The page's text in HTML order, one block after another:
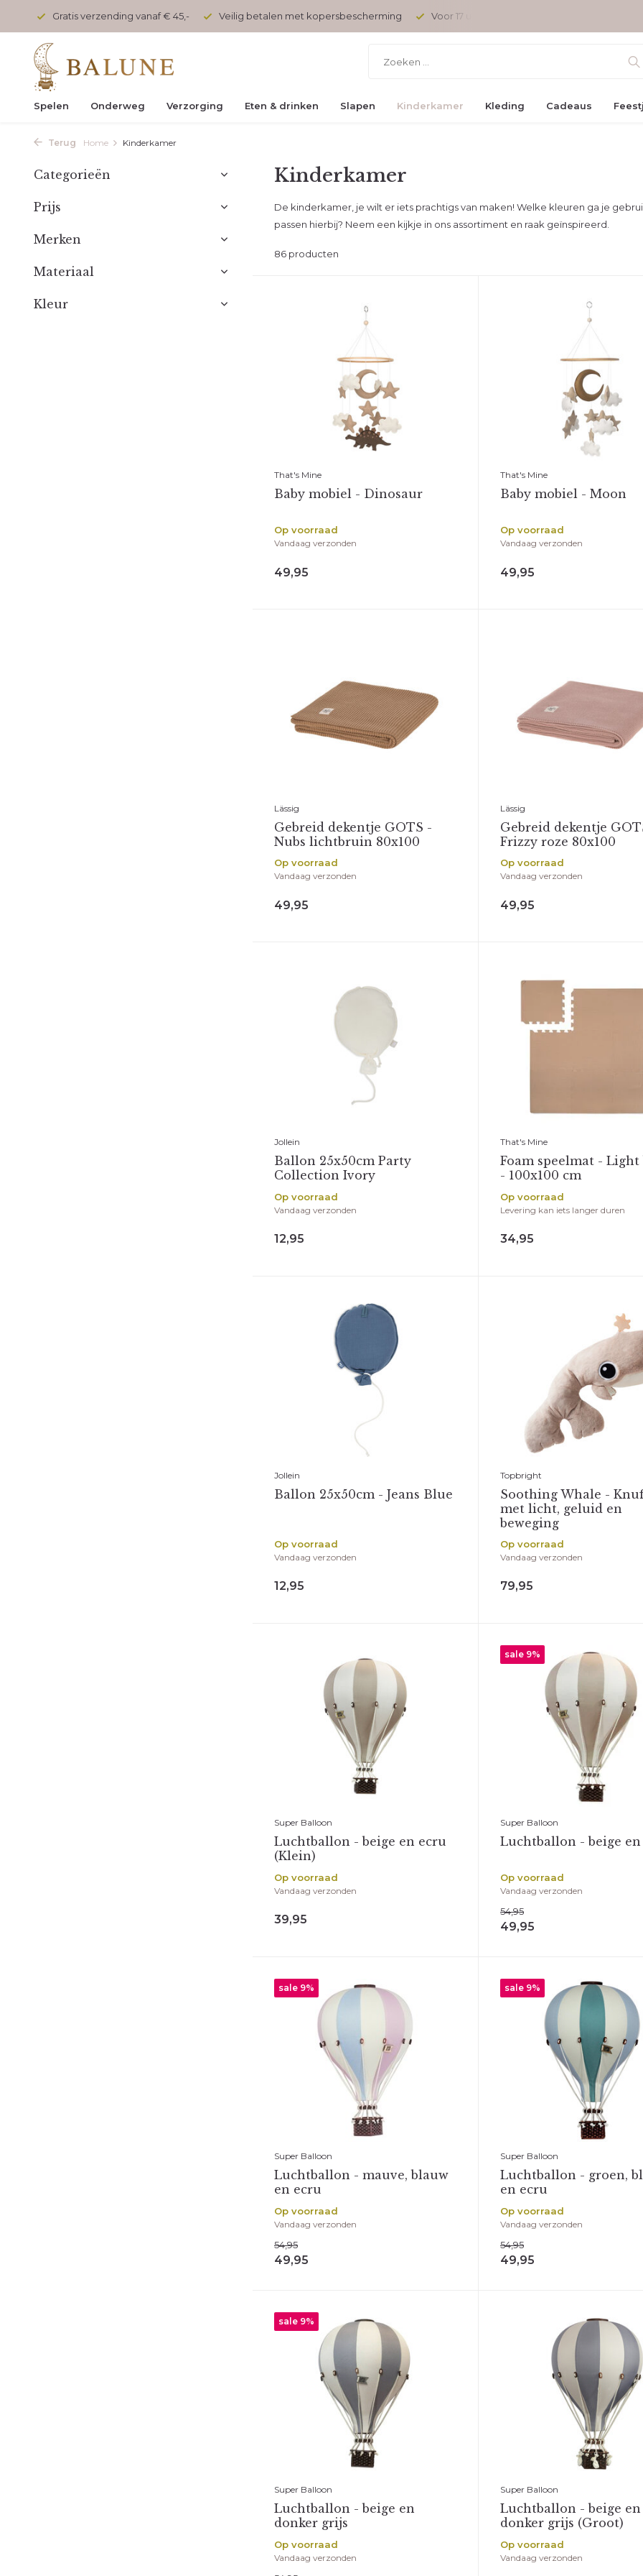
Veilig betalen met kopersbescherming Voor 17 uur besteld, vandaag verzonden
Spelen Onderweg Verzorging Eten & drinken Slapen Kinderkamer Kleding Cadeaus
Terug Home Kinderkamer
Categorieën
Prijs
Merken
Materiaal
Kleur
Kinderkamer
De kinderkamer, je wilt er iets prachtigs van maken! Welke kleuren ga je
passen hierbij? Neem een kijkje in ons assortiment en raak geïnspireerd.
86 producten
That's Mine
Baby mobiel - Dinosaur
Op voorraad
Vandaag verzonden
49,95
That's Mine
Baby mobiel - Moon
Op voorraad
Vandaag verzonden
49,95
Lässig
Gebreid dekentje GOTS -
Nubs lichtbruin 80x100
Op voorraad
Vandaag verzonden
49,95
Lässig
Gebreid dekentje
Frizzy roze 80x100
Op voorraad
Vandaag verzonden
49,95
Jollein
Ballon 25x50cm Party
Collection Ivory
Op voorraad
Vandaag verzonden
12,95
That's Mine
Foam speelmat - Light
- 100x100 cm
Op voorraad
Levering kan iets langer duren
34,95
Jollein
Ballon 25x50cm - Jeans Blue
Op voorraad
Vandaag verzonden
12,95
Topbright
Soothing Whale -
met licht, geluid en
beweging
Op voorraad
Vandaag verzonden
79,95
Super Balloon
Luchtballon - beige en ecru
(Klein)
Op voorraad
Vandaag verzonden
39,95
sale 9%
Super Balloon
Luchtballon - beige en
Op voorraad
Vandaag verzonden
54,95
49,95
sale 9%
Super Balloon
Luchtballon - mauve, blauw
en ecru
Op voorraad
Vandaag verzonden
54,95
49,95
sale 9%
Super Balloon
Luchtballon - groen,
en ecru
Op voorraad
Vandaag verzonden
54,95
49,95
sale 9%
Super Balloon
Luchtballon - beige en
donker grijs
Op voorraad
Vandaag verzonden
Super Balloon
Luchtballon - beige en
donker grijs (Groot)
Op voorraad
Vandaag verzonden
Vlieg met
Schrijf je in voor onze
geïnformeerd over de
producten en de leukste
inschrijft, dan shop je je
10% korting!
Abonneer
* Lees hier de wettelijke